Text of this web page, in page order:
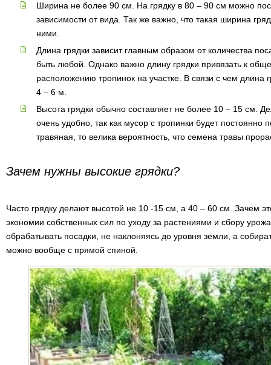
Ширина не более 90 см. На грядку в 80 – 90 см можно
зависимости от вида. Так же важно, что такая ширина
ними.
Длина грядки зависит главным образом от количества
быть любой. Однако важно длину грядки привязать к
расположению тропинок на участке. В связи с чем длина
4 – 6 м.
Высота грядки обычно составляет не более 10 – 15 см.
очень удобно, так как мусор с тропинки будет постоянно
травяная, то велика вероятность, что семена травы
Зачем нужны высокие грядки?
Часто грядку делают высотой не 10 -15 см, а 40 – 60 см. Зачем
экономии собственных сил по уходу за растениями и сбору
обрабатывать посадки, не наклоняясь до уровня земли, а
можно вообще с прямой спиной.